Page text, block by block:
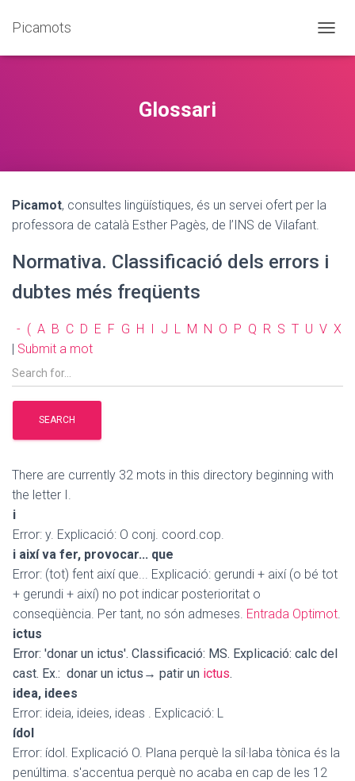
Picamots
A
I
Glossari
Picamot, consultes lingüístiques, és un servei ofert per la
professora de català Esther Pagès, de l’INS de Vilafant.
Normativa. Classificació dels errors i
dubtes més freqüents
- ( A B C D E F G H I J L M N O P Q R S T U V X
| Submit a mot
There are currently 32 mots in this directory beginning with
the letter I.
i
Error: y. Explicació: O conj. coord.cop.
i així va fer, provocar... que
Error: (tot) fent així que... Explicació: gerundi + així (o bé tot
+ gerundi + així) no pot indicar posterioritat o
conseqüència. Per tant, no són admeses. Entrada Optimot.
ictus
Error: 'donar un ictus'. Classificació: MS. Explicació: calc del
cast. Ex.: donar un ictus→ patir un ictus.
idea, idees
Error: ideia, ideies, ideas . Explicació: L
ídol
Error: ídol. Explicació O. Plana perquè la síl·laba tònica és la
penúltima. s'accentua perquè no acaba en cap de les 12